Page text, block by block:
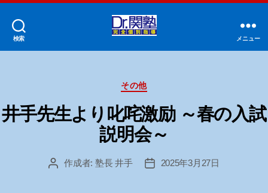
検索
中
橋
校
メニュー
カ
テ
ゴ
リ
ー
その他
井手先生より叱咤激励 ～春の入試
説明会～
投 作成者: 塾長 井手
投
2025年3月27日